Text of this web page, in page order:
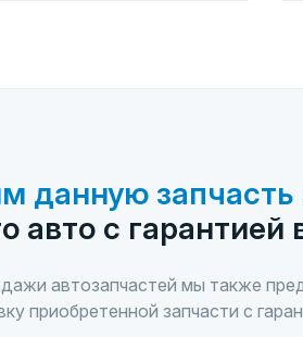
данную запчасть
авто с
автозапчастей мы также
приобретенной запчасти с